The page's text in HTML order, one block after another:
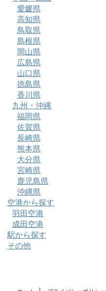
愛媛県
高知県
鳥取県
島根県
岡山県
広島県
山口県
徳島県
香川県
九州・沖縄
福岡県
佐賀県
長崎県
熊本県
大分県
宮崎県
鹿児島県
沖縄県
空港から探す
羽田空港
成田空港
駅から探す
その他